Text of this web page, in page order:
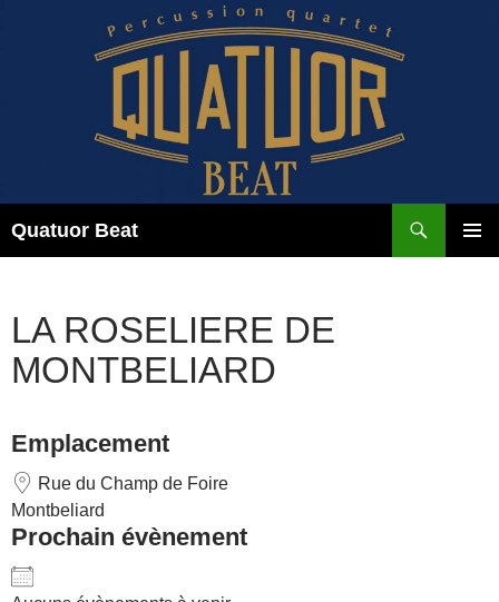
Quatuor Beat
LA ROSELIERE DE
MONTBELIARD
Emplacement
Rue du Champ de Foire
Montbeliard
Prochain évènement